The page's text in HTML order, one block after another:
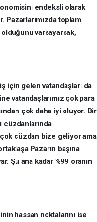
endeksli olarak
Pazarlarımızda toplam
varsayarsak,
için gelen vatandaşları da
vatandaşlarımız çok para
çok daha iyi oluyor. Bir
cüzdanlarında
cüzdan bize geliyor ama
Pazarın başına
Şu ana kadar %99 oranın
hassan noktalarını ise